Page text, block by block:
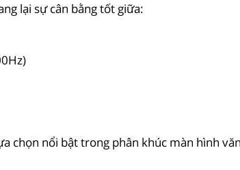
lại sự cân bằng tốt giữa:
chọn nổi bật trong phân khúc màn hình